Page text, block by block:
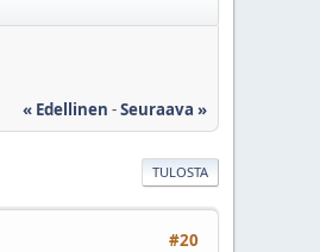
« Edellinen -Seuraava »
TULOSTA
#20